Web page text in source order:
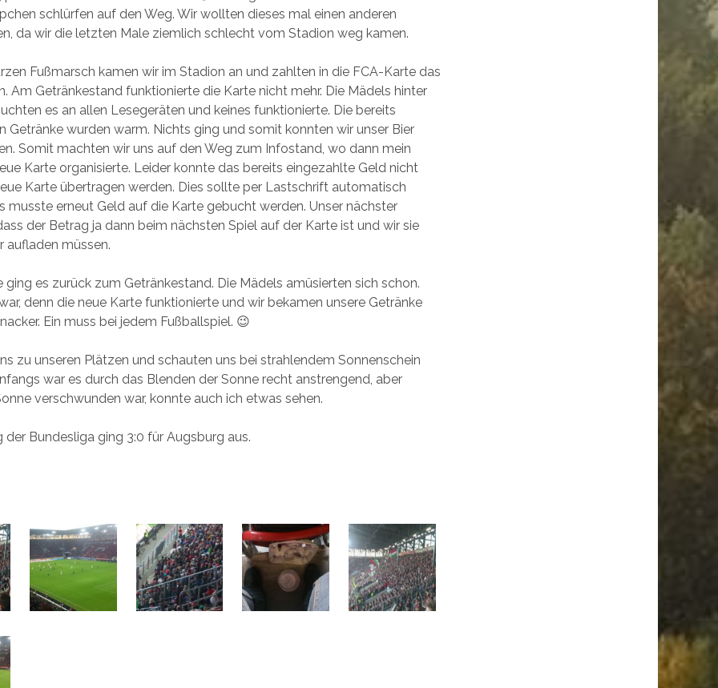
schlürfen auf den Weg. Wir wollten dieses mal einen anderen
da wir die letzten Male ziemlich schlecht vom Stadion weg kamen.
Fußmarsch kamen wir im Stadion an und zahlten in die FCA-Karte das
Am Getränkestand funktionierte die Karte nicht mehr. Die Mädels hinter
es an allen Lesegeräten und keines funktionierte. Die bereits
Getränke wurden warm. Nichts ging und somit konnten wir unser Bier
Somit machten wir uns auf den Weg zum Infostand, wo dann mein
Karte organisierte. Leider konnte das bereits eingezahlte Geld nicht
Karte übertragen werden. Dies sollte per Lastschrift automatisch
musste erneut Geld auf die Karte gebucht werden. Unser nächster
der Betrag ja dann beim nächsten Spiel auf der Karte ist und wir sie
aufladen müssen.
ging es zurück zum Getränkestand. Die Mädels amüsierten sich schon.
denn die neue Karte funktionierte und wir bekamen unsere Getränke
Ein muss bei jedem Fußballspiel. 😉
zu unseren Plätzen und schauten uns bei strahlendem Sonnenschein
war es durch das Blenden der Sonne recht anstrengend, aber
verschwunden war, konnte auch ich etwas sehen.
der Bundesliga ging 3:0 für Augsburg aus.